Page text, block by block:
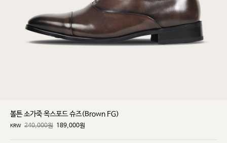
볼튼 소가죽 옥스포드 슈즈(Brown FG)
KRW 240,000원 189,000원